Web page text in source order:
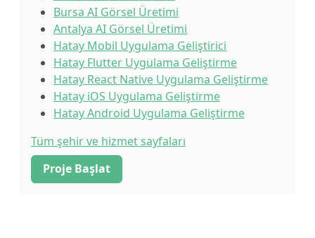
Bursa AI Görsel Üretimi
Antalya AI Görsel Üretimi
Hatay Mobil Uygulama Geliştirici
Hatay Flutter Uygulama Geliştirme
Hatay React Native Uygulama Geliştirme
Hatay iOS Uygulama Geliştirme
Hatay Android Uygulama Geliştirme
Tüm şehir ve hizmet sayfaları
Proje Başlat